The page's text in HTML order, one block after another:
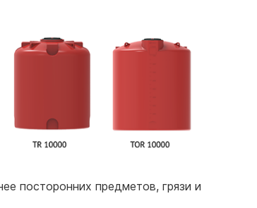
посторонних предметов, грязи и